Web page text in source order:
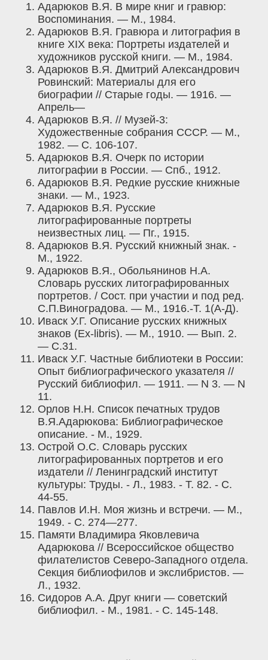
Адарюков В.Я. В мире книг и гравюр:
Воспоминания. — М., 1984.
Адарюков В.Я. Гравюра и литография в
книге XIX века: Портреты издателей и
художников русской книги. — М., 1984.
Адарюков В.Я. Дмитрий Александрович
Ровинский: Материалы для его
биографии // Старые годы. — 1916. —
Апрель—
Адарюков В.Я. // Музей-3:
Художественные собрания СССР. — М.,
1982. — С. 106-107.
Адарюков В.Я. Очерк по истории
литографии в России. — Спб., 1912.
Адарюков В.Я. Редкие русские книжные
знаки. — М., 1923.
Адарюков В.Я. Русские
литографированные портреты
неизвестных лиц. — Пг., 1915.
Адарюков В.Я. Русский книжный знак. -
М., 1922.
Адарюков В.Я., Обольянинов Н.А.
Словарь русских литографированных
портретов. / Сост. при участии и под ред.
С.П.Виноградова. — М., 1916.-Т. 1(А-Д).
Иваск У.Г. Описание русских книжных
знаков (Ex-libris). — М., 1910. — Вып. 2.
— С.31.
Иваск У.Г. Частные библиотеки в России:
Опыт библиографического указателя //
Русский библиофил. — 1911. — N 3. — N
11.
Орлов Н.Н. Список печатных трудов
В.Я.Адарюкова: Библиографическое
описание. - М., 1929.
Острой О.С. Словарь русских
литографированных портретов и его
издатели // Ленинградский институт
культуры: Труды. - Л., 1983. - Т. 82. - С.
44-55.
Павлов И.Н. Моя жизнь и встречи. — М.,
1949. - С. 274—277.
Памяти Владимира Яковлевича
Адарюкова // Всероссийское общество
филателистов Северо-Западного отдела.
Секция библиофилов и экслибристов. —
Л., 1932.
Сидоров А.А. Друг книги — советский
библиофил. - М., 1981. - С. 145-148.